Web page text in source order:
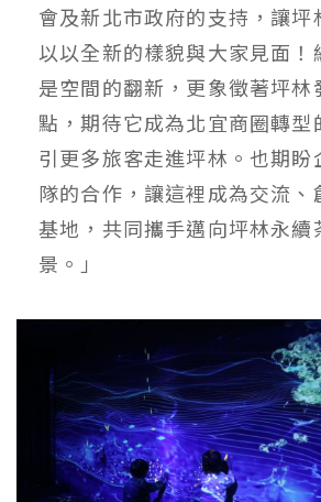
會及新北市政府的支持，讓坪
以以全新的樣貌與大家見面！
是空間的翻新，更象徵著坪林
點，期待它成為北宜商圈轉型
引更多旅客走進坪林。也期盼
隊的合作，讓這裡成為交流、
基地，共同攜手邁向坪林永續
景。」